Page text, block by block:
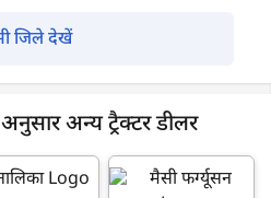
जिले देखें
अन्य ट्रैक्टर डीलर